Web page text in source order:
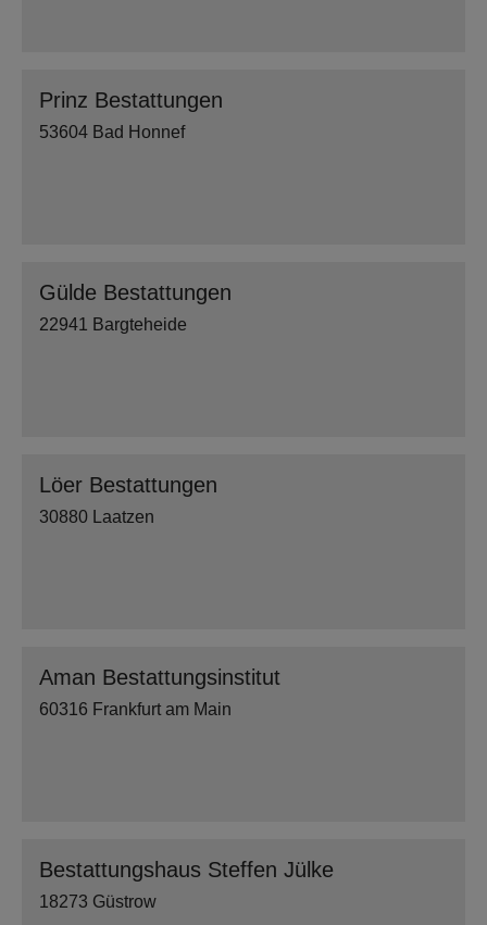
Prinz Bestattungen
53604 Bad Honnef
Gülde Bestattungen
22941 Bargteheide
Löer Bestattungen
30880 Laatzen
Aman Bestattungsinstitut
60316 Frankfurt am Main
Bestattungshaus Steffen Jülke
18273 Güstrow